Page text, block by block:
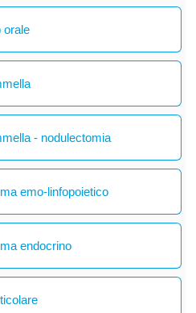
orale
- nodulectomia
emo-linfopoietico
endocrino